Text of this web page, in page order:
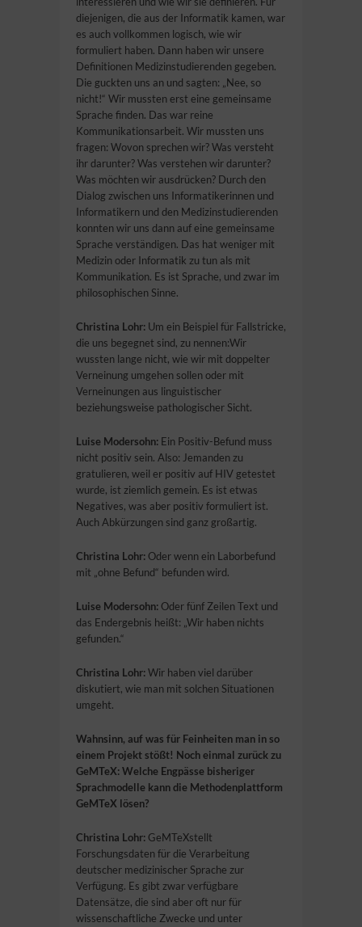
diejenigen, die aus der Informatik kamen, war
es auch vollkommen logisch, wie wir
formuliert haben. Dann haben wir unsere
Definitionen Medizinstudierenden gegeben.
Die guckten uns an und sagten: „Nee, so
nicht!“ Wir mussten erst eine gemeinsame
Sprache finden. Das war reine
Kommunikationsarbeit. Wir mussten uns
fragen: Wovon sprechen wir? Was versteht
ihr darunter? Was verstehen wir darunter?
Was möchten wir ausdrücken? Durch den
Dialog zwischen uns Informatikerinnen und
Informatikern und den Medizinstudierenden
konnten wir uns dann auf eine gemeinsame
Sprache verständigen. Das hat weniger mit
Medizin oder Informatik zu tun als mit
Kommunikation. Es ist Sprache, und zwar im
philosophischen Sinne.
Christina Lohr: Um ein Beispiel für Fallstricke,
die uns begegnet sind, zu nennen:Wir
wussten lange nicht, wie wir mit doppelter
Verneinung umgehen sollen oder mit
Verneinungen aus linguistischer
beziehungsweise pathologischer Sicht.
Luise Modersohn: Ein Positiv-Befund muss
nicht positiv sein. Also: Jemanden zu
gratulieren, weil er positiv auf HIV getestet
wurde, ist ziemlich gemein. Es ist etwas
Negatives, was aber positiv formuliert ist.
Auch Abkürzungen sind ganz großartig.
Christina Lohr: Oder wenn ein Laborbefund
mit „ohne Befund“ befunden wird.
Luise Modersohn: Oder fünf Zeilen Text und
das Endergebnis heißt: „Wir haben nichts
gefunden.“
Christina Lohr:Wir haben viel darüber
diskutiert, wie man mit solchen Situationen
umgeht.
Wahnsinn, auf was für Feinheiten man in so
einem Projekt stößt! Noch einmal zurück zu
GeMTeX: Welche Engpässe bisheriger
Sprachmodelle kann die Methodenplattform
GeMTeX lösen?
Christina Lohr: GeMTeXstellt
Forschungsdaten für die Verarbeitung
deutscher medizinischer Sprache zur
Verfügung. Es gibt zwar verfügbare
Datensätze, die sind aber oft nur für
wissenschaftliche Zwecke und unter